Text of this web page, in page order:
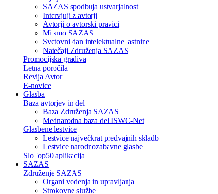
SAZAS spodbuja ustvarjalnost
Intervjuji z avtorji
Avtorji o avtorski pravici
Mi smo SAZAS
Svetovni dan intelektualne lastnine
Natečaji Združenja SAZAS
Promocijska gradiva
Letna poročila
Revija Avtor
E-novice
Glasba
Baza avtorjev in del
Baza Združenja SAZAS
Mednarodna baza del ISWC-Net
Glasbene lestvice
Lestvice največkrat predvajnih skladb
Lestvice narodnozabavne glasbe
SloTop50 aplikacija
SAZAS
Združenje SAZAS
Organi vodenja in upravljanja
Strokovne službe